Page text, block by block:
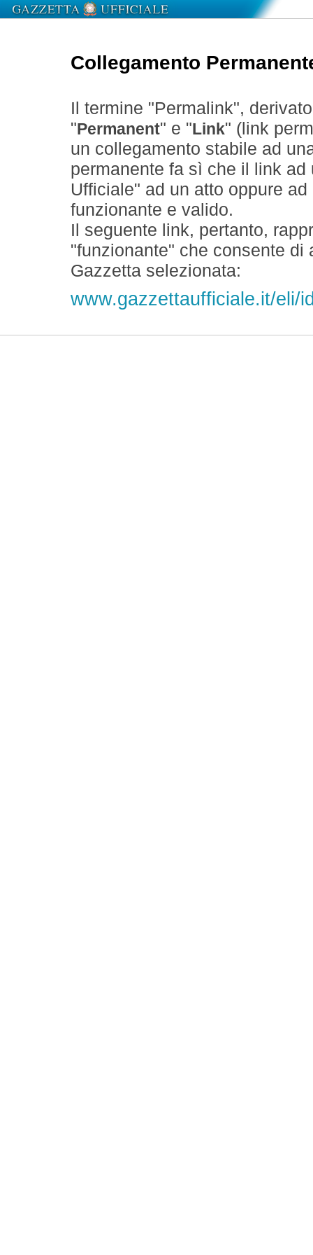
Collegamento
Il termine "Permalink",
" Permanent" e " Link" (link
un collegamento stabile ad
permanente fa sì che il link
Ufficiale" ad un atto oppure
funzionante e valido.
Il seguente link, pertanto,
"funzionante" che consente
Gazzetta selezionata:
www.gazzettaufficiale.it/eli/